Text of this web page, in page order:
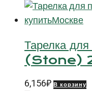
Тарелка
(Stone)
6,156₽ В корзину